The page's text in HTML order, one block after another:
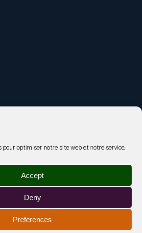
pour optimiser notre site web et notre service.
Accept
Deny
Preferences